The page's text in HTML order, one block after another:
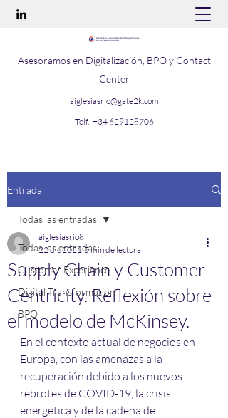
Asesoramos en Digitalización, BPO y Contact
Center
aiglesiasrio@gate2k.com
Telf.: +34 629128706
Entrada
Todas las entradas
Customer Experience
Digital Transformation
BPO
Todas las entradas
Supply Chain y Customer
Centricity. Reflexión sobre
el modelo de McKinsey.
aiglesiasrio8
22 dic 2021 5 min de lectura
En el contexto actual de negocios en
Europa, con las amenazas a la
recuperación debido a los nuevos
rebrotes de COVID-19, la crisis
energética y de la cadena de